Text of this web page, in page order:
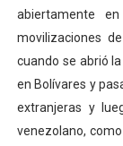
abiertamente
movilizaciones
cuando se abrió
en Bolívares y
extranjeras y
venezolano,